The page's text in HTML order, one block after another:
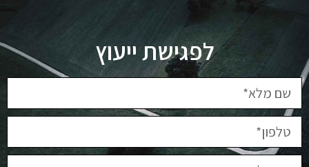
לפגישת ייעוץ